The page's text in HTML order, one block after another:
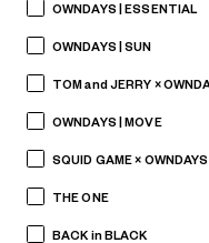
OWNDAYS | ESSENTIAL
OWNDAYS | SUN
TOM and JERRY ×
OWNDAYS | MOVE
SQUID GAME × OWNDAYS
THE ONE
BACK in BLACK